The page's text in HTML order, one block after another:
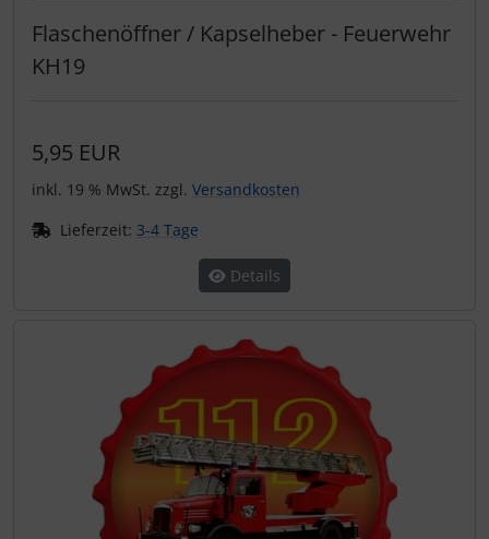
Flaschenöffner / Kapselheber - Feuerwehr
KH19
5,95 EUR
inkl. 19 % MwSt. zzgl. Versandkosten
Lieferzeit: 3-4 Tage
Details